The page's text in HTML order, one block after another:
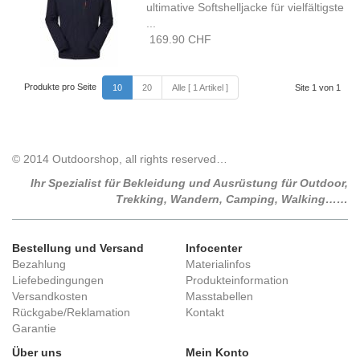
ultimative Softshelljacke für vielfältigste
169.90 CHF
Produkte pro Seite 10 20 Alle [ 1 Artikel ] Site 1 von 1
© 2014 Outdoorshop, all rights reserved…
Ihr Spezialist für Bekleidung und Ausrüstung für Outdoor,
Trekking, Wandern, Camping, Walking……
Bestellung und Versand
Bezahlung
Liefebedingungen
Versandkosten
Rückgabe/Reklamation
Garantie
Infocenter
Materialinfos
Produkteinformation
Masstabellen
Kontakt
Über uns Mein Konto